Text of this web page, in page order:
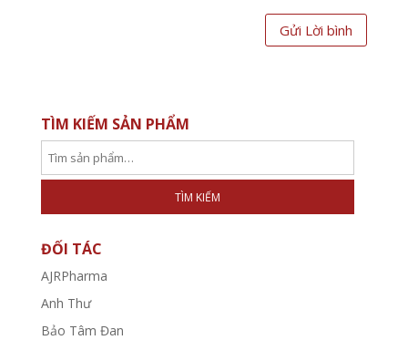
TÌM KIẾM SẢN PHẨM
TÌM KIẾM
ĐỐI TÁC
AJRPharma
Anh Thư
Bảo Tâm Đan